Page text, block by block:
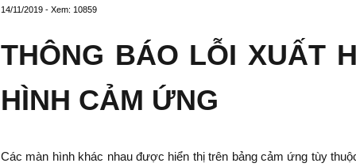
14/11/2019 - Xem: 10859
THÔNG BÁO LỖI XUẤT
HÌNH CẢM ỨNG
Các màn hình khác nhau được hiển thị trên bảng cảm ứng tùy